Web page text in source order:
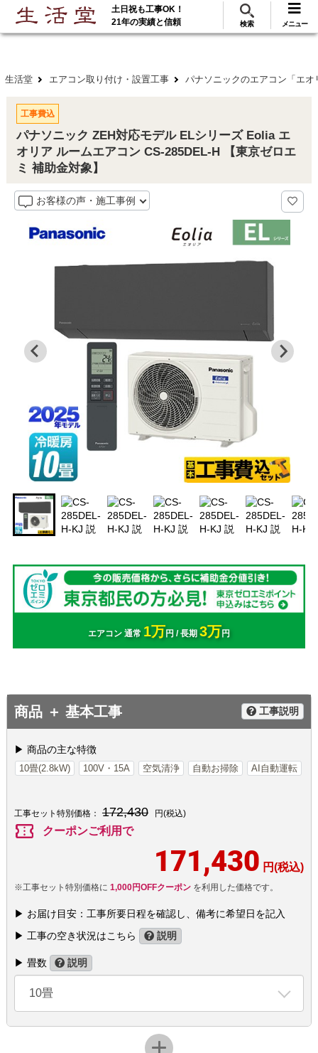
ご利用 288万･工事実績117万件! 無料見積
土日祝も工事OK！
21年の実績と信頼
検索 メニュー
生活堂 エアコン取り付け・設置工事 パナソニックのエアコン「エオ
工事費込
パナソニック ZEH対応モデル ELシリーズ Eolia エ
オリア ルームエアコン CS-285DEL-H 【東京ゼロエ
ミ 補助金対象】
お客様の声・施工事例
エアコン 通常 1万円 / 長期 3万円
商品 ＋ 基本工事 工事説明
▶ 商品の主な特徴
10畳(2.8kW) 100V・15A 空気清浄 自動お掃除 AI自動運転
工事セット特別価格： 172,430 円(税込)
confirmation_number クーポンご利用で
171,430 円(税込)
※工事セット特別価格に 1,000円OFFクーポンを利用した価格です。
▶ お届け目安：工事所要日程を確認し、備考に希望日を記入
▶ 工事の空き状況はこちら
説明
▶ 畳数 説明
10畳